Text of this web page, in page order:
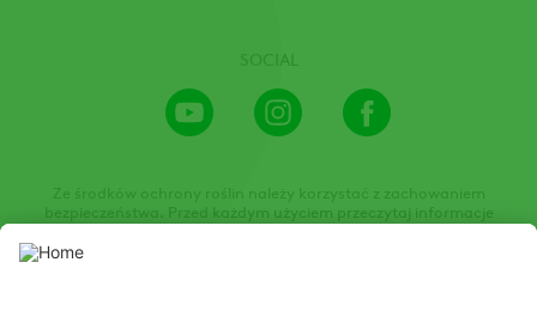
SOCIAL
Youtube
Channel
Instagram
Ze środków ochrony roślin należy korzystać z zachowaniem
bezpieczeństwa. Przed każdym użyciem przeczytaj informacje
zamieszczone w etykiecie i informacje dotyczące produktu. Zwróć
uwagę na zwroty wskazujące rodzaj zagrożenia oraz przestrzegaj